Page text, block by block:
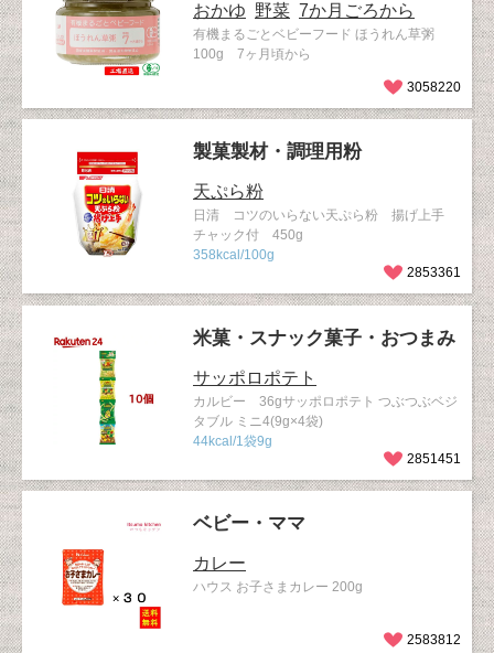
おかゆ 野菜 7か月ごろから
有機まるごとベビーフード ほうれん草粥
100g 7ヶ月頃から
3058220
製菓製材・調理用粉
天ぷら粉
日清 コツのいらない天ぷら粉 揚げ上手
チャック付 450g
358kcal/100g
2853361
米菓・スナック菓子・おつまみ
サッポロポテト
カルビー 36gサッポロポテト つぶつぶベジ
タブル ミニ4(9g×4袋)
44kcal/1袋9g
2851451
ベビー・ママ
カレー
ハウス お子さまカレー 200g
2583812